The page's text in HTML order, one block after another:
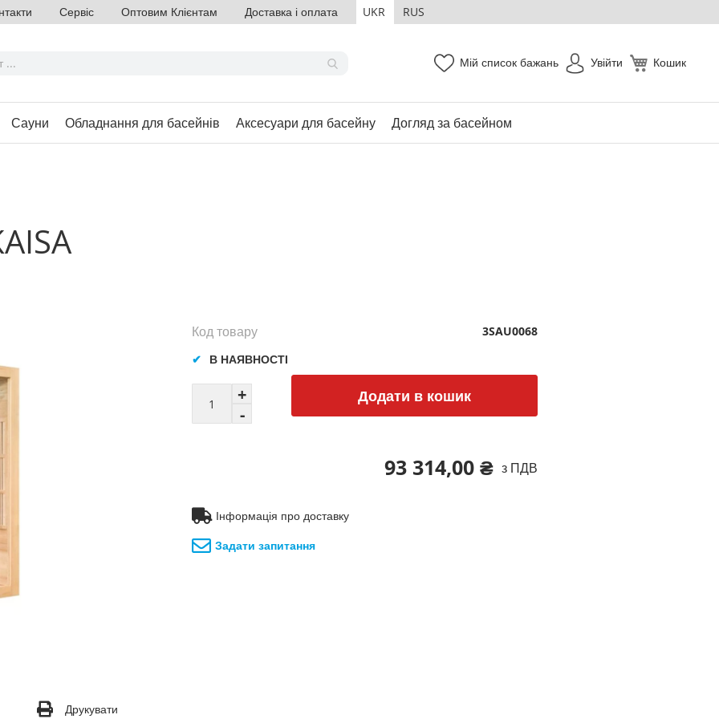
Сервіс Оптовим Клієнтам Доставка і оплата UKR RUS
Кошик
Мій список бажань Увійти
Сауни Обладнання для басейнів Аксесуари для басейну Догляд за басейном
Друкувати
Додати в кошик
93 314,00 ₴ з ПДВ
В НАЯВНОСТІ
Код товару 3SAU0068
Інформація про доставку
Задати запитання